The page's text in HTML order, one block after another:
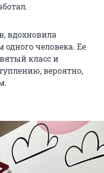
вдохновила
человека. Ее
класс и
вероятно,